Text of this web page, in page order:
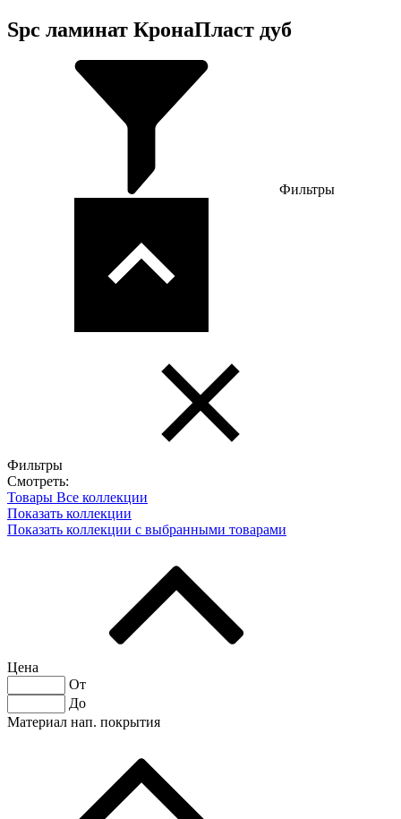
Spc ламинат КронаПласт дуб
Фильтры
Фильтры
Смотреть:
Товары Все коллекции
Показать коллекции
Показать коллекции с выбранными товарами
Цена
От
До
Материал нап. покрытия